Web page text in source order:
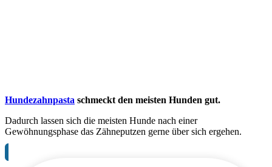
Hundezahnpasta schmeckt den meisten Hunden gut.
Dadurch lassen sich die meisten Hunde nach einer
Gewöhnungsphase das Zähneputzen gerne über sich ergehen.